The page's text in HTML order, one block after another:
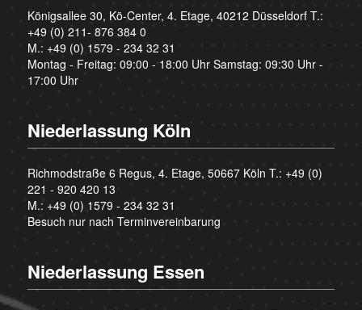
Königsallee 30, Kö-Center, 4. Etage, 40212 Düsseldorf T.:
+49 (0) 211- 876 384 0
M.: +49 (0) 1579 - 234 32 31
Montag - Freitag: 09:00 - 18:00 Uhr Samstag: 09:30 Uhr -
17:00 Uhr
Niederlassung Köln
Richmodstraße 6 Regus, 4. Etage, 50667 Köln T.: +49 (0)
221 - 920 420 13
M.: +49 (0) 1579 - 234 32 31
Besuch nur nach Terminvereinbarung
Niederlassung Essen